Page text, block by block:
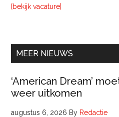
Vastgoedmanagement
[bekijk vacature]
MEER NIEUWS
‘American Dream’
weer uitkomen
augustus 6, 2026 By Redactie